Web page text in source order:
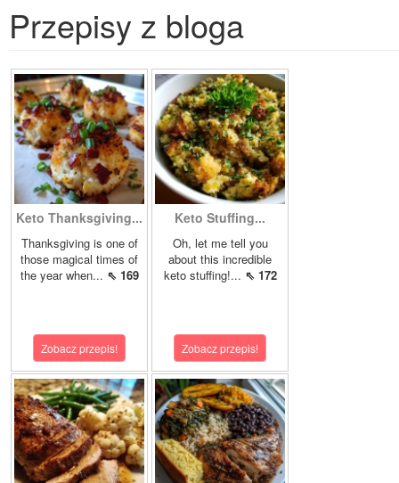
Przepisy z bloga
Keto Thanksgiving...
Thanksgiving is one of
those magical times of
the year when... ⇖ 169
Zobacz przepis!
Keto Stuffing...
Oh, let me tell you
about this incredible
keto stuffing!... ⇖ 172
Zobacz przepis!